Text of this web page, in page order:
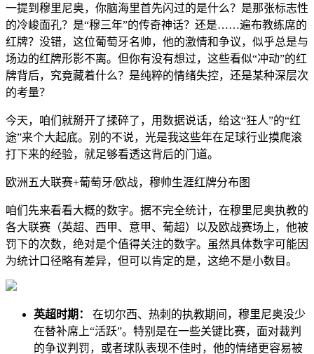
一提到穆里尼奥，你脑海里首先闪过的是什么？是那张标志性
的冷峻面孔？是“穆三年”的传奇神话？还是……遍布教练席的
红牌？没错，这位葡萄牙名帅，他的激情和争议，似乎总是与
场边的红牌形影不离。但你有没有想过，这些看似“冲动”的红
牌背后，究竟藏着什么？是纯粹的情绪失控，还是某种深层次
的考量？
今天，咱们就掰开了揉碎了，用数据说话，给这“狂人”的“红
途”来个大起底。别的不说，光是我这些年在足球行业摸爬滚
打下来的经验，就足够看透这背后的门道。
欧洲五大联赛+葡萄牙/欧战，穆帅生涯红牌分布图
咱们先来看看大概的数字。据不完全统计，在穆里尼奥执教的
各大联赛（英超、西甲、意甲、葡超）以及欧战赛场上，他被
罚下的次数，绝对是个值得关注的数字。虽然具体数字可能因
为统计口径略有差异，但可以肯定的是，这绝不是小数目。
英超时期：
在切尔西、热刺的执教期间，穆里尼奥没少
在替补席上“活跃”。特别是在一些关键比赛，面对裁判
的争议判罚，或者球队表现不佳时，他的情绪更容易被